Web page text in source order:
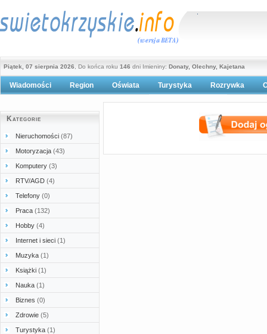
Piątek, 07 sierpnia 2026 , Do końca roku 146 dni Imieniny: Donaty, Olechny, Kajetana
Wiadomości Region Oświata Turystyka
Polityka prywatności
Rozrywka
Kategorie
Nieruchomości (87)
Motoryzacja (43)
Komputery (3)
RTV/AGD (4)
Telefony (0)
Praca (132)
Hobby (4)
Internet i sieci (1)
Muzyka (1)
Książki (1)
Nauka (1)
Biznes (0)
Zdrowie (5)
Turystyka (1)